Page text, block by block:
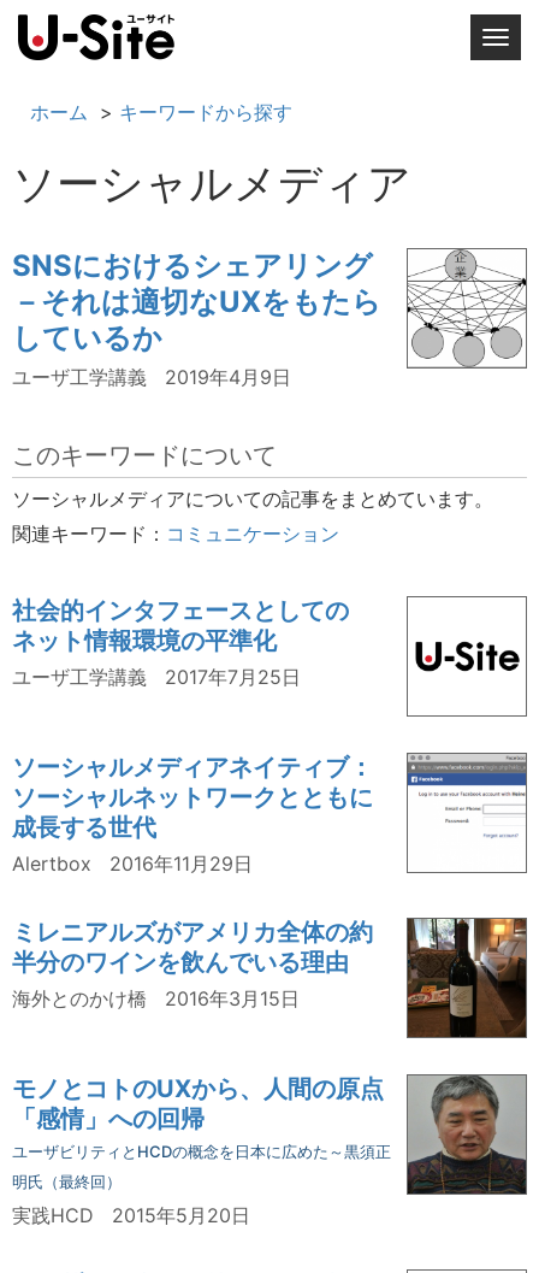
T
a
v
i
g
a
n
ホーム キーワードから探す
ソーシャルメディア
SNSにおけるシェアリング
－それは適切なUXをもたら
しているか
ユーザ工学講義 2019年4月9日
このキーワードについて
ソーシャルメディアについての記事をまとめています。
関連キーワード： コミュニケーション
社会的インタフェースとしての
ネット情報環境の平準化
ユーザ工学講義 2017年7月25日
ソーシャルメディアネイティブ：
ソーシャルネットワークとともに
成長する世代
Alertbox 2016年11月29日
ミレニアルズがアメリカ全体の約
半分のワインを飲んでいる理由
海外とのかけ橋 2016年3月15日
モノとコトのUXから、人間の原点
「感情」への回帰
ユーザビリティとHCDの概念を日本に広めた～黒須正
明氏（最終回）
実践HCD 2015年5月20日